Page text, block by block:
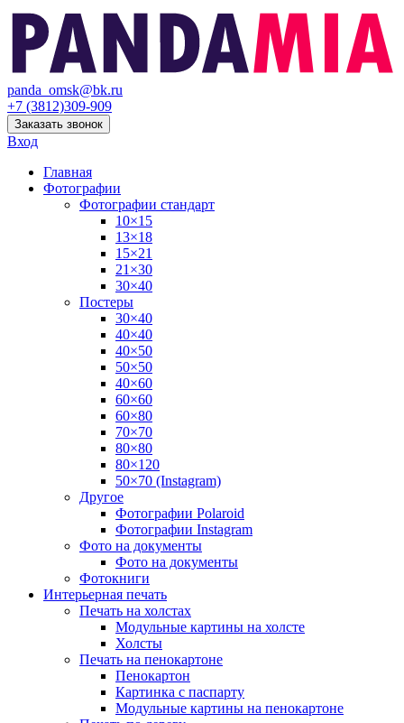
panda_omsk@bk.ru
+7 (3812)309-909
Заказать звонок
Вход
Главная
Фотографии
Фотографии стандарт
10×15
13×18
15×21
21×30
30×40
Постеры
30×40
40×40
40×50
50×50
40×60
60×60
60×80
70×70
80×80
80×120
50×70 (Instagram)
Другое
Фотографии Polaroid
Фотографии Instagram
Фото на документы
Фото на документы
Фотокниги
Интерьерная печать
Печать на холстах
Модульные картины на холсте
Холсты
Печать на пенокартоне
Пенокартон
Картинка с паспарту
Модульные картины на пенокартоне